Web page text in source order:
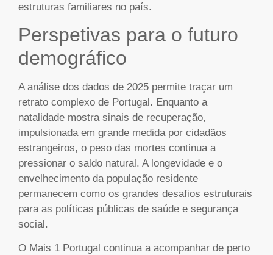
estruturas familiares no país.
Perspetivas para o futuro
demográfico
A análise dos dados de 2025 permite traçar um
retrato complexo de Portugal. Enquanto a
natalidade mostra sinais de recuperação,
impulsionada em grande medida por cidadãos
estrangeiros, o peso das mortes continua a
pressionar o saldo natural. A longevidade e o
envelhecimento da população residente
permanecem como os grandes desafios estruturais
para as políticas públicas de saúde e segurança
social.
O Mais 1 Portugal continua a acompanhar de perto